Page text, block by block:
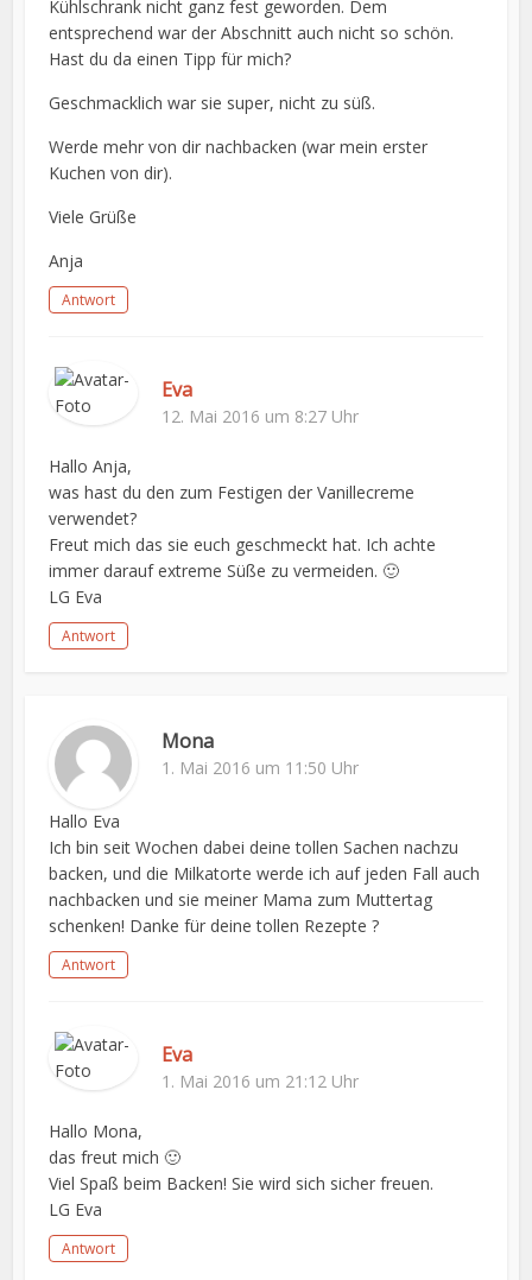
Kühlschrank nicht ganz fest geworden. Dem
entsprechend war der Abschnitt auch nicht so schön.
Hast du da einen Tipp für mich?
Geschmacklich war sie super, nicht zu süß.
Werde mehr von dir nachbacken (war mein erster
Kuchen von dir).
Viele Grüße
Anja
Antwort
Eva
12. Mai 2016 um 8:27 Uhr
Hallo Anja,
was hast du den zum Festigen der Vanillecreme
verwendet?
Freut mich das sie euch geschmeckt hat. Ich achte
immer darauf extreme Süße zu vermeiden. 🙂
LG Eva
Antwort
Mona
1. Mai 2016 um 11:50 Uhr
Hallo Eva
Ich bin seit Wochen dabei deine tollen Sachen nachzu
backen, und die Milkatorte werde ich auf jeden Fall auch
nachbacken und sie meiner Mama zum Muttertag
schenken! Danke für deine tollen Rezepte ?
Antwort
Eva
1. Mai 2016 um 21:12 Uhr
Hallo Mona,
das freut mich 🙂
Viel Spaß beim Backen! Sie wird sich sicher freuen.
LG Eva
Antwort